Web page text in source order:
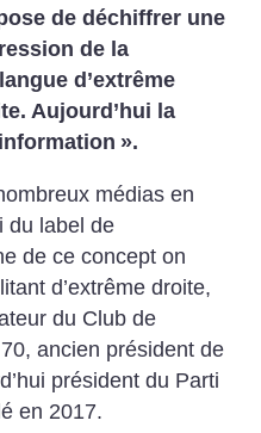
de déchiffrer une
de la
d’extrême
Aujourd’hui la
».
médias en
du label de
de ce concept on
d’extrême droite,
du Club de
ancien président de
président du Parti
en 2017.